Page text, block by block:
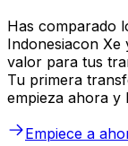
Has comparado
Indonesiacon Xe
valor para tus
Tu primera
empieza ahora y
Empiece a